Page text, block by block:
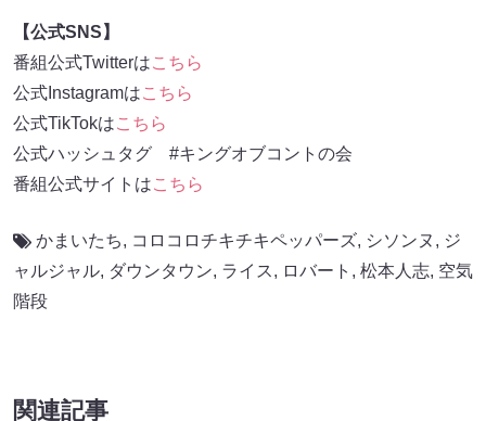
【公式SNS】
番組公式Twitterはこちら
公式Instagramはこちら
公式TikTokはこちら
公式ハッシュタグ #キングオブコントの会
番組公式サイトはこちら
かまいたち, コロコロチキチキペッパーズ, シソンヌ , ジ
ャルジャル, ダウンタウン, ライス, ロバート , 松本人志, 空気
階段
関連記事